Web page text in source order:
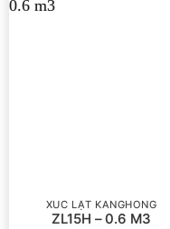
XÚC LẬT KANGHONG
ZL15H – 0.6 M3